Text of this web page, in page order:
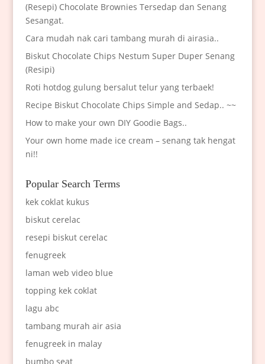
(Resepi) Chocolate Brownies Tersedap dan Senang
Sesangat.
Cara mudah nak cari tambang murah di airasia..
Biskut Chocolate Chips Nestum Super Duper Senang
(Resipi)
Roti hotdog gulung bersalut telur yang terbaek!
Recipe Biskut Chocolate Chips Simple and Sedap.. ~~
How to make your own DIY Goodie Bags..
Your own home made ice cream – senang tak hengat
ni!!
Popular Search Terms
kek coklat kukus
biskut cerelac
resepi biskut cerelac
fenugreek
laman web video blue
topping kek coklat
lagu abc
tambang murah air asia
fenugreek in malay
bumbo seat